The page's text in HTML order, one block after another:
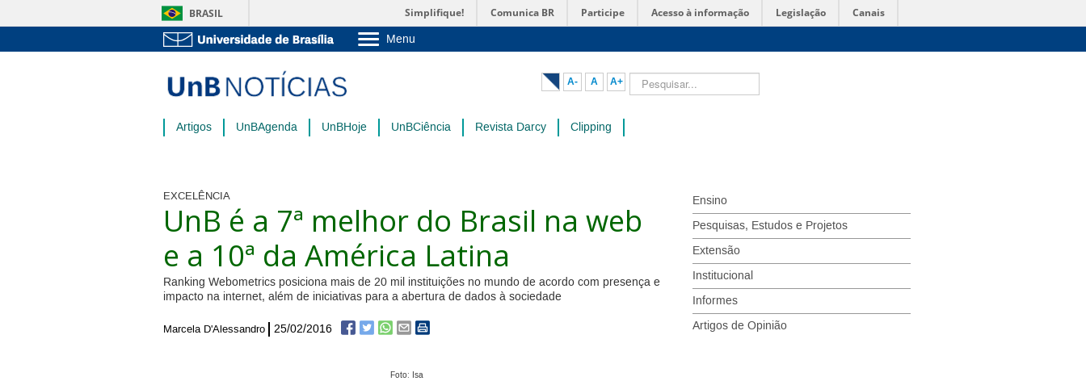
BRASIL Simplifique! Comunica BR Participe Acesso à informação Legislação Canais
Menu
Pós-Graduação
Administração
A- A A+ Pesquisar...
Artigos UnBAgenda UnBHoje UnBCiência Revista Darcy Clipping
EXCELÊNCIA
UnB é a 7ª melhor do Brasil na web
e a 10ª da América Latina
Ranking Webometrics posiciona mais de 20 mil instituições no mundo de acordo com presença e
impacto na internet, além de iniciativas para a abertura de dados à sociedade
Marcela D'Alessandro 25/02/2016
Foto: Isa
Ensino
Pesquisas, Estudos e Projetos
Extensão
Institucional
Informes
Artigos de Opinião